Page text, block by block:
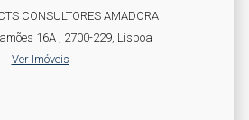
CONSULTORES AMADORA
16A , 2700-229, Lisboa
Ver Imóveis